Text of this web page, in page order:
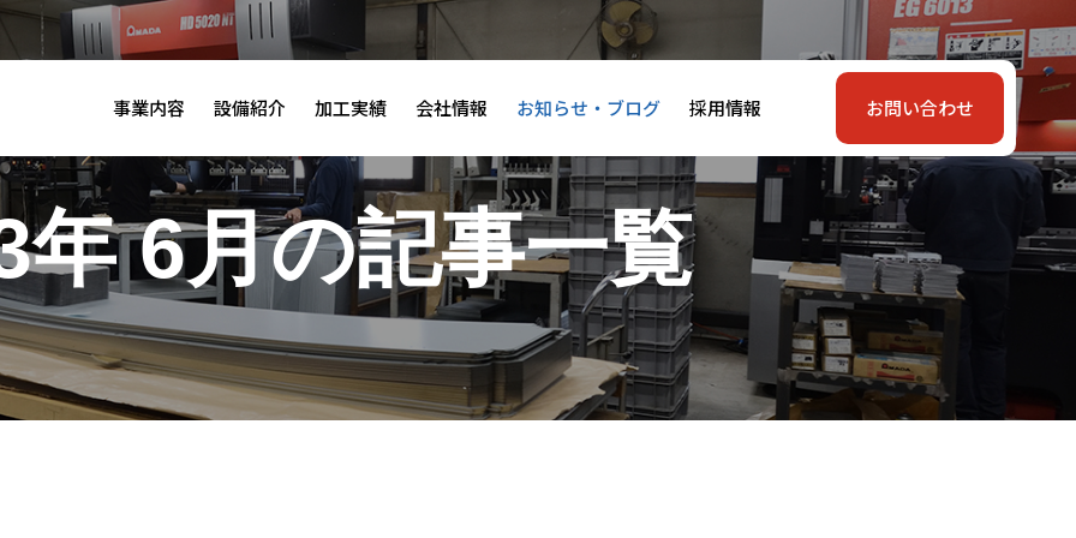
事業内容 設備紹介 加工実績 会社情報 お知らせ・ブログ 採用情報 お問い合わせ
年 6月の記事一覧